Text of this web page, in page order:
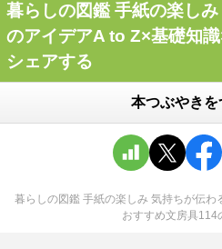
暮らしの図鑑 手紙の楽し
のアイデアA to Z×基礎知
シェアする
本つぶやきを
暮らしの図鑑 手紙の楽しみ 気持ちが伝わ
おすすめ文房具114